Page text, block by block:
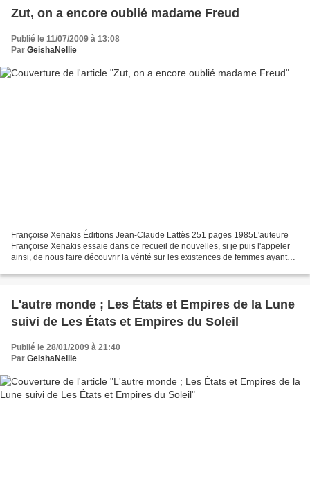
Zut, on a encore oublié madame Freud
Publié le 11/07/2009 à 13:08
Par GeishaNellie
Françoise Xenakis Éditions Jean-Claude Lattès 251 pages 1985L'auteure
Françoise Xenakis essaie dans ce recueil de nouvelles, si je puis l'appeler
ainsi, de nous faire découvrir la vérité sur les existences de femmes ayant
L'autre monde ; Les États et Empires de la Lune
suivi de Les États et Empires du Soleil
Publié le 28/01/2009 à 21:40
Par GeishaNellie